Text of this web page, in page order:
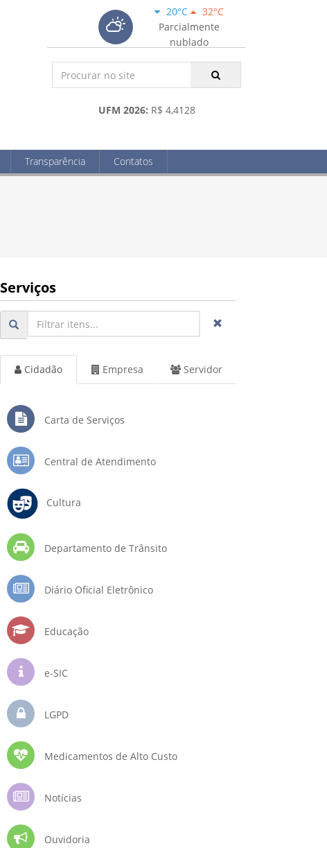
20°C
32°C
Parcialmente
nublado
UFM 2026: R$ 4,4128
Transparência Contatos
Serviços
Cidadão Empresa Servidor
Carta de Serviços
Central de Atendimento
Cultura
Departamento de Trânsito
Diário Oficial Eletrônico
Educação
e-SIC
LGPD
Medicamentos de Alto Custo
Notícias
Ouvidoria